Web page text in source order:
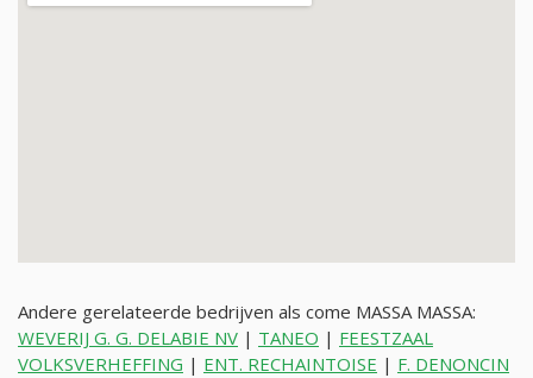
Andere gerelateerde bedrijven als come MASSA MASSA:
WEVERIJ G. G. DELABIE NV | TANEO | FEESTZAAL
VOLKSVERHEFFING | ENT. RECHAINTOISE | F. DENONCIN